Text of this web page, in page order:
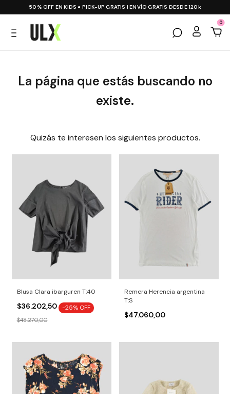
50% OFF EN KIDS ● PICK-UP GRATIS | ENVÍO GRATIS DESDE 120k
0
La página que estás buscando no
existe.
Quizás te interesen los siguientes productos.
Blusa Clara ibarguren T:40
$36.202,50 -25% OFF
$48.270,00
Remera Herencia argentina
T:S
$47.060,00